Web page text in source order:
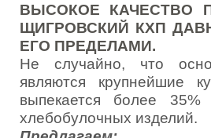
ВЫСОКОЕ КАЧЕСТВО
ЩИГРОВСКИЙ КХП
ЕГО ПРЕДЕЛАМИ.
Не случайно, что
являются крупнейшие
выпекается более
хлебобулочных изделий.